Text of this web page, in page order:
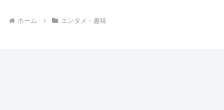
ホーム エンタメ・趣味